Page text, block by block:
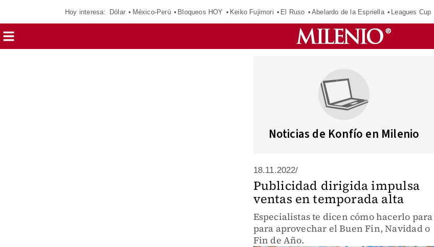
Hoy interesa: Dólar México-Perú Bloqueos HOY Keiko Fujimori El Ruso Abelardo de la Espriella Leagues Cup
Noticias de Konfío en Milenio
18.11.2022/
Publicidad dirigida impulsa
ventas en temporada alta
Especialistas te dicen cómo hacerlo para
para aprovechar el Buen Fin, Navidad o
Fin de Año.